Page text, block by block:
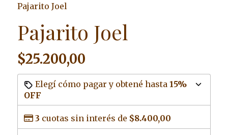
Pajarito Joel
Pajarito Joel
$25.200,00
Elegí cómo pagar y obtené hasta 15%
OFF
3 cuotas sin interés de $8.400,00